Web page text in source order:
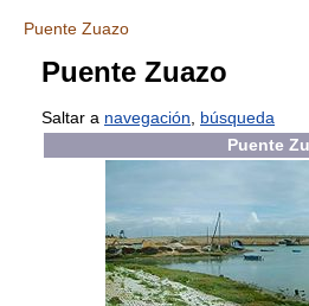
Puente Zuazo
Puente Zuazo
Saltar a navegación
búsqueda
Puente